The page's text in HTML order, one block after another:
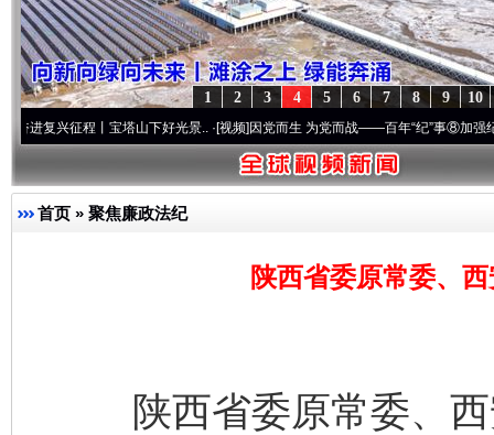
10
9
8
7
6
5
4
3
2
1
程丨宝塔山下好光景..·[视频]因党而生 为党而战——百年“纪”事⑧加强纪律..·[视
首页 » 聚焦廉政法纪
陕西省委原常委、
陕西省委原常委、西